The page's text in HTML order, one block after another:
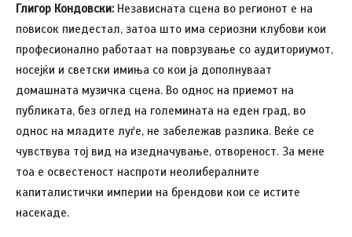
Глигор Кондовски: Независната сцена во регионот е на
повисок пиедестал, затоа што има сериозни клубови кои
професионално работаат на поврзување со аудиториумот,
носејќи и светски имиња со кои ја дополнуваат
домашната музичка сцена. Во однос на приемот на
публиката, без оглед на големината на еден град, во
однос на младите луѓе, не забележав разлика. Веќе се
чувствува тој вид на изедначување, отвореност. За мене
тоа е освестеност наспроти неолибералните
капиталистички империи на брендови кои се истите
насекаде.